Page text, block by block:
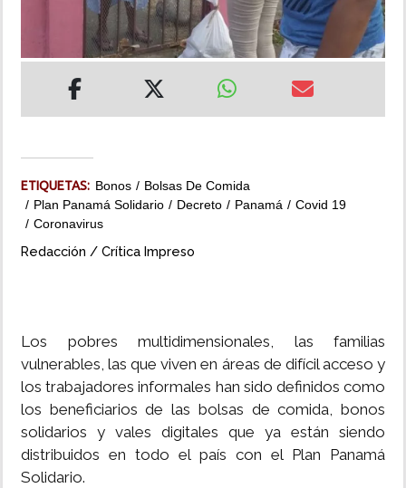
MULTIMEDIA
IMPRESO
ETIQUETAS: Bonos
Bolsas De Comida
Plan Panamá Solidario
Decreto Panamá
Covid 19
Coronavirus
Redacción / Crítica Impreso
Los pobres multidimensionales, las familias
vulnerables, las que viven en áreas de difícil acceso y
los trabajadores informales han sido definidos como
los beneficiarios de las bolsas de comida, bonos
solidarios y vales digitales que ya están siendo
distribuidos en todo el país con el Plan Panamá
Solidario.